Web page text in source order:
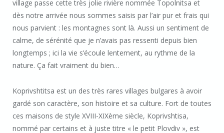
village passe cette très jolie rivière nommée Topolnitsa et
dès notre arrivée nous sommes saisis par l’air pur et frais qui
nous parvient : les montagnes sont là. Aussi un sentiment de
calme, de sérénité que je n’avais pas ressenti depuis bien
longtemps ; ici la vie s’écoule lentement, au rythme de la
nature. Ça fait vraiment du bien…
Koprivshtitsa est un des très rares villages bulgares à avoir
gardé son caractère, son histoire et sa culture. Fort de toutes
ces maisons de style XVIII-XIXème siècle, Koprivshtisa,
nommé par certains et à juste titre « le petit Plovdiv », est